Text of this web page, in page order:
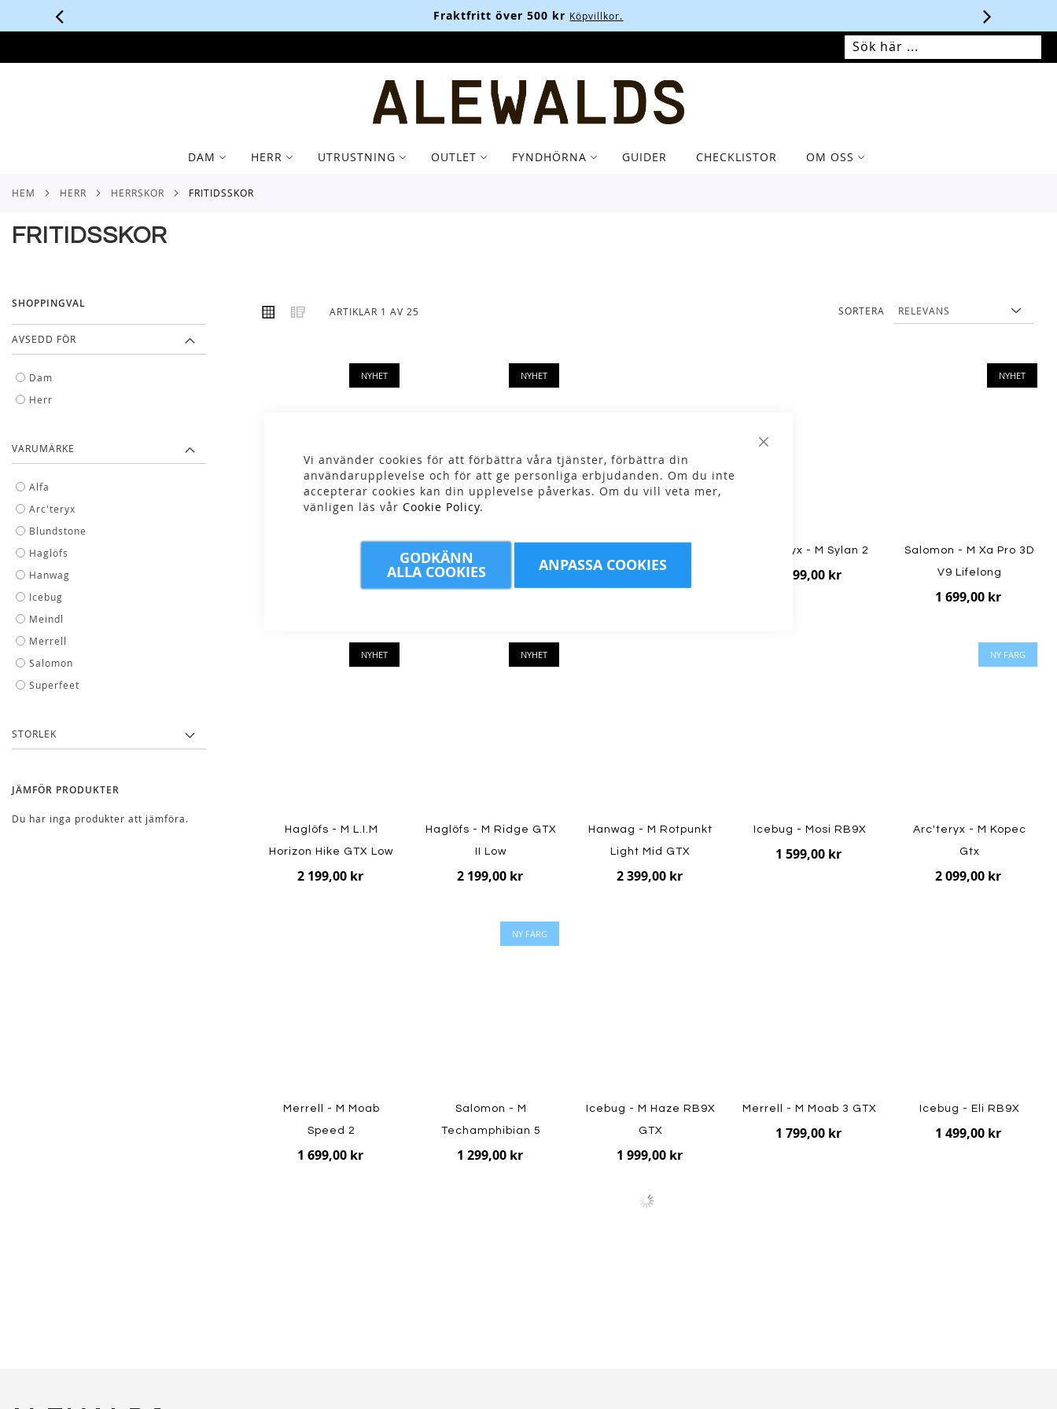
Stäng
Vi använder cookies för att förbättra våra tjänster, förbättra din
användarupplevelse och för att ge personliga erbjudanden. Om du inte
accepterar cookies kan din upplevelse påverkas. Om du vill veta mer,
vänligen läs vår Cookie Policy.
GODKÄNN
ALLA COOKIES ANPASSA COOKIES
Fraktfritt över 500 kr Köpvillkor.
SÖK SÖK
MIN VARUKORG
DAM HERR UTRUSTNING OUTLET FYNDHÖRNA GUIDER CHECKLISTOR OM OSS
HEM HERR HERRSKOR FRITIDSSKOR
FRITIDSSKOR
VISA
SOM
RutnätLista
ARTIKLAR 1 AV25 SORTERA
NYHET NYHET
Merrell - M Moab
Speed 2
LD 4
Arc'teryx - M Sylan 2
2 699,00 kr
NYHET
Salomon - M Xa Pro 3D
V9 Lifelong
1 699,00 kr
NYHET
Haglöfs - M L.I.M
Horizon Hike GTX Low
2 199,00 kr
NYHET
Haglöfs - M Ridge GTX
II Low
2 199,00 kr
Hanwag - M Rotpunkt
Light Mid GTX
2 399,00 kr
Icebug - Mosi RB9X
1 599,00 kr
NY FÄRG
Arc'teryx - M Kopec
Gtx
2 099,00 kr
Merrell - M Moab
Speed 2
1 699,00 kr
NY FÄRG
Salomon - M
Techamphibian 5
1 299,00 kr
Icebug - M Haze RB9X
GTX
1 999,00 kr
Merrell - M Moab 3 GTX
1 799,00 kr
Icebug - Eli RB9X
1 499,00 kr
SHOPPINGVAL
AVSEDD FÖR
Dam
Herr
VARUMÄRKE
Alfa
Arc'teryx
Blundstone
Haglöfs
Hanwag
Icebug
Meindl
Merrell
Salomon
Superfeet
STORLEK
JÄMFÖR PRODUKTER
Du har inga produkter att jämföra.